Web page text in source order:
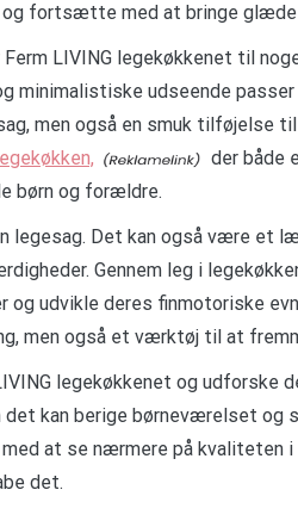
fortsætte med at bringe glæde
Ferm LIVING legekøkkenet til
minimalistiske udseende
men også en smuk tilføjelse
der både
børn og forældre.
legesag. Det kan også være et
Gennem leg i
udvikle deres finmotoriske
men også et værktøj til at
legekøkkenet og
kan berige børneværelset og
at se nærmere på kvaliteten
det.